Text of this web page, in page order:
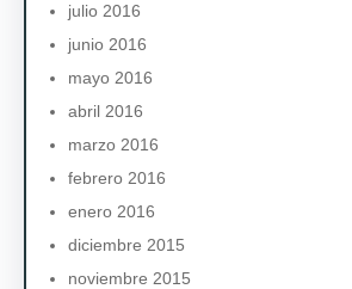
julio 2016
junio 2016
mayo 2016
abril 2016
marzo 2016
febrero 2016
enero 2016
diciembre 2015
noviembre 2015